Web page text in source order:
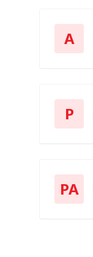
A
P
PA